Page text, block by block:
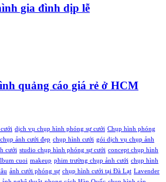
gia đình dịp lễ
quảng cáo giá rẻ ở HCM
dịch vụ chụp hình phóng sự cưới Chụp hình phóng
chụp ảnh cưới đẹp chụp hình cưới gói dịch vụ chụp ảnh
cưới studio chụp hình phóng sự cưới concept chụp hình
cuoi makeup phim trường chụp ảnh cưới chụp hình
ảnh cưới phóng sự chụp hình cưới tại Đà Lạt Lavender